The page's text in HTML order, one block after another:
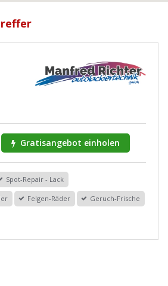
Gratisangebot einholen
Spot-Repair - Lack
Felgen-Räder Geruch-Frische